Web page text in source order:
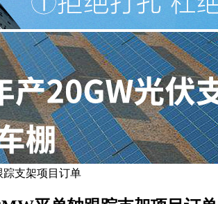
踪支架项目订单